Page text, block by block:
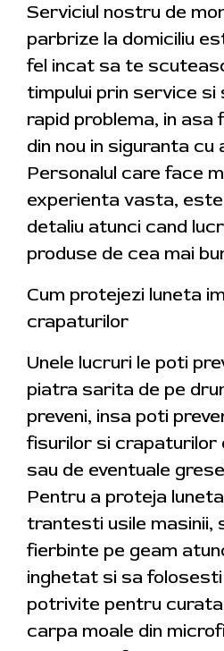
Serviciul nostru de
parbrize la domiciliu
fel incat sa te
timpului prin service si
rapid problema, in asa
din nou in siguranta cu
Personalul care face
experienta vasta,
detaliu atunci cand
produse de cea mai
Cum protejezi luneta
crapaturilor
Unele lucruri le poti
piatra sarita de pe
preveni, insa poti
fisurilor si crapaturilor
sau de eventuale
Pentru a proteja
trantesti usile masinii,
fierbinte pe geam
inghetat si sa
potrivite pentru
carpa moale din